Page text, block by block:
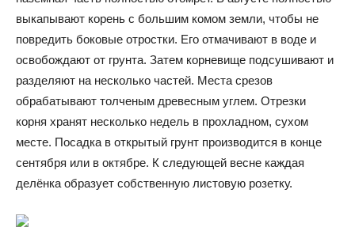
выкапывают корень с большим комом земли, чтобы не
повредить боковые отростки. Его отмачивают в воде и
освобождают от грунта. Затем корневище подсушивают и
разделяют на несколько частей. Места срезов
обрабатывают толченым древесным углем. Отрезки
корня хранят несколько недель в прохладном, сухом
месте. Посадка в открытый грунт производится в конце
сентября или в октябре. К следующей весне каждая
делёнка образует собственную листовую розетку.